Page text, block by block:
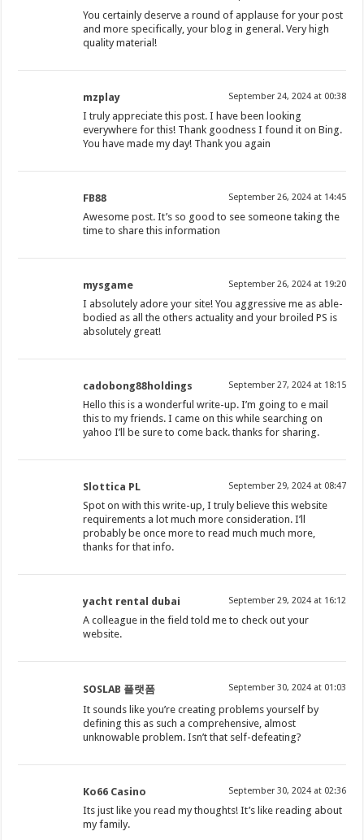
You certainly deserve a round of applause for your post
and more specifically, your blog in general. Very high
quality material!
mzplay September 24, 2024 at 00:38
I truly appreciate this post. I have been looking
everywhere for this! Thank goodness I found it on Bing.
You have made my day! Thank you again
FB88 September 26, 2024 at 14:45
Awesome post. It’s so good to see someone taking the
time to share this information
mysgame September 26, 2024 at 19:20
I absolutely adore your site! You aggressive me as able-
bodied as all the others actuality and your broiled PS is
absolutely great!
cadobong88holdings September 27, 2024 at 18:15
Hello this is a wonderful write-up. I’m going to e mail
this to my friends. I came on this while searching on
yahoo I’ll be sure to come back. thanks for sharing.
Slottica PL September 29, 2024 at 08:47
Spot on with this write-up, I truly believe this website
requirements a lot much more consideration. I’ll
probably be once more to read much much more,
thanks for that info.
yacht rental dubai September 29, 2024 at 16:12
A colleague in the field told me to check out your
website.
SOSLAB 플랫폼 September 30, 2024 at 01:03
It sounds like you’re creating problems yourself by
defining this as such a comprehensive, almost
unknowable problem. Isn’t that self-defeating?
Ko66 Casino September 30, 2024 at 02:36
Its just like you read my thoughts! It’s like reading about
my family.